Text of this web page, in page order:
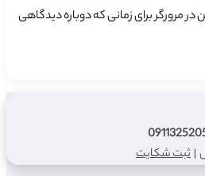
در مرورگر برای زمانی که دوباره دیدگاهی
| ثبت شکایت